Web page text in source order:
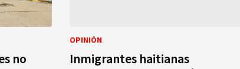
no
OPINIÓN
Inmigrantes haitianas